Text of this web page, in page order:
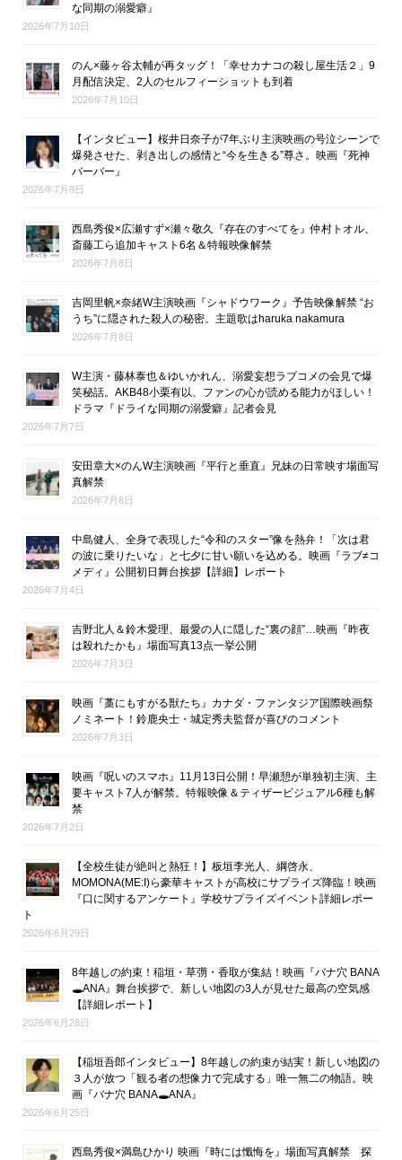
な同期の溺愛癖』
2026年7月10日
のん×藤ヶ谷太輔が再タッグ！「幸せカナコの殺し屋生活２」9
月配信決定、2人のセルフィーショットも到着
2026年7月10日
【インタビュー】桜井日奈子が7年ぶり主演映画の号泣シーンで
爆発させた、剥き出しの感情と“今を生きる”尊さ。映画『死神
バーバー』
2026年7月8日
西島秀俊×広瀬すず×瀬々敬久『存在のすべてを』仲村トオル、
斎藤工ら追加キャスト6名＆特報映像解禁
2026年7月8日
吉岡里帆×奈緒W主演映画『シャドウワーク』予告映像解禁 “お
うち”に隠された殺人の秘密。主題歌はharuka nakamura
2026年7月8日
W主演・藤林泰也＆ゆいかれん、溺愛妄想ラブコメの会見で爆
笑秘話。AKB48小栗有以、ファンの心が読める能力がほしい！
ドラマ『ドライな同期の溺愛癖』記者会見
2026年7月7日
安田章大×のんW主演映画『平行と垂直』兄妹の日常映す場面写
真解禁
2026年7月6日
中島健人、全身で表現した“令和のスター”像を熱弁！「次は君
の波に乗りたいな」と七夕に甘い願いを込める。映画『ラブ≠コ
メディ』公開初日舞台挨拶【詳細】レポート
2026年7月4日
吉野北人＆鈴木愛理、最愛の人に隠した“裏の顔”…映画『昨夜
は殺れたかも』場面写真13点一挙公開
2026年7月3日
映画『藁にもすがる獣たち』カナダ・ファンタジア国際映画祭
ノミネート！鈴鹿央士・城定秀夫監督が喜びのコメント
2026年7月3日
映画『呪いのスマホ』11月13日公開！早瀬憩が単独初主演、主
要キャスト7人が解禁。特報映像＆ティザービジュアル6種も解
禁
2026年7月2日
【全校生徒が絶叫と熱狂！】板垣李光人、綱啓永、
MOMONA(ME:I)ら豪華キャストが高校にサプライズ降臨！映画
『口に関するアンケート』学校サプライズイベント詳細レポー
ト
2026年6月29日
8年越しの約束！稲垣・草彅・香取が集結！映画『バナ穴 BANA
🕳ANA』舞台挨拶で、新しい地図の3人が見せた最高の空気感
【詳細レポート】
2026年6月28日
【稲垣吾郎インタビュー】8年越しの約束が結実！新しい地図の
３人が放つ「観る者の想像力で完成する」唯一無二の物語。映
画『バナ穴 BANA🕳ANA』
2026年6月25日
西島秀俊×満島ひかり 映画『時には懺悔を』場面写真解禁 探